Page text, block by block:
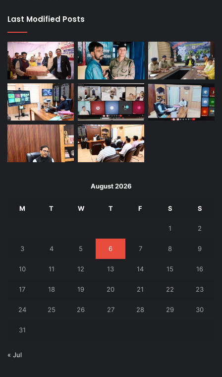
Last Modified Posts
August 2026
M T W T F S S
1 2
3 4 5 6 7 8 9
10 11 12 13 14 15 16
17 18 19 20 21 22 23
24 25 26 27 28 29 30
31
« Jul